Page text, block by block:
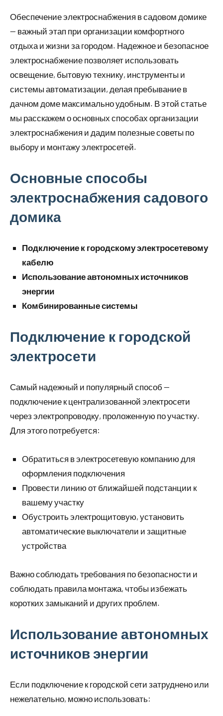
Обеспечение электроснабжения в садовом домике
— важный этап при организации комфортного
отдыха и жизни за городом. Надежное и безопасное
электроснабжение позволяет использовать
освещение, бытовую технику, инструменты и
системы автоматизации, делая пребывание в
дачном доме максимально удобным. В этой статье
мы расскажем о основных способах организации
электроснабжения и дадим полезные советы по
выбору и монтажу электросетей.
Основные способы
электроснабжения садового
домика
Подключение к городскому электросетевому
кабелю
Использование автономных источников
энергии
Комбинированные системы
Подключение к городской
электросети
Самый надежный и популярный способ —
подключение к централизованной электросети
через электропроводку, проложенную по участку.
Для этого потребуется:
Обратиться в электросетевую компанию для
оформления подключения
Провести линию от ближайшей подстанции к
вашему участку
Обустроить электрощитовую, установить
автоматические выключатели и защитные
устройства
Важно соблюдать требования по безопасности и
соблюдать правила монтажа, чтобы избежать
коротких замыканий и других проблем.
Использование автономных
источников энергии
Если подключение к городской сети затруднено или
нежелательно, можно использовать: